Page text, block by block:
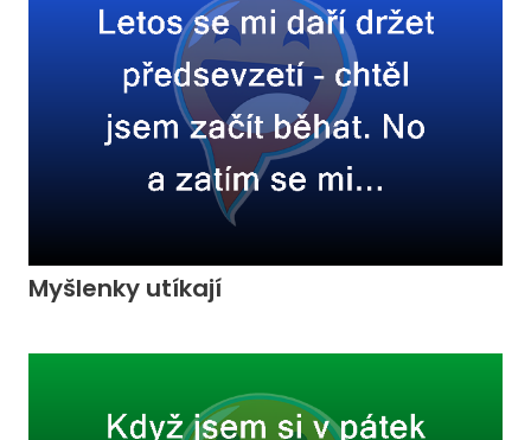
Myšlenky utíkají